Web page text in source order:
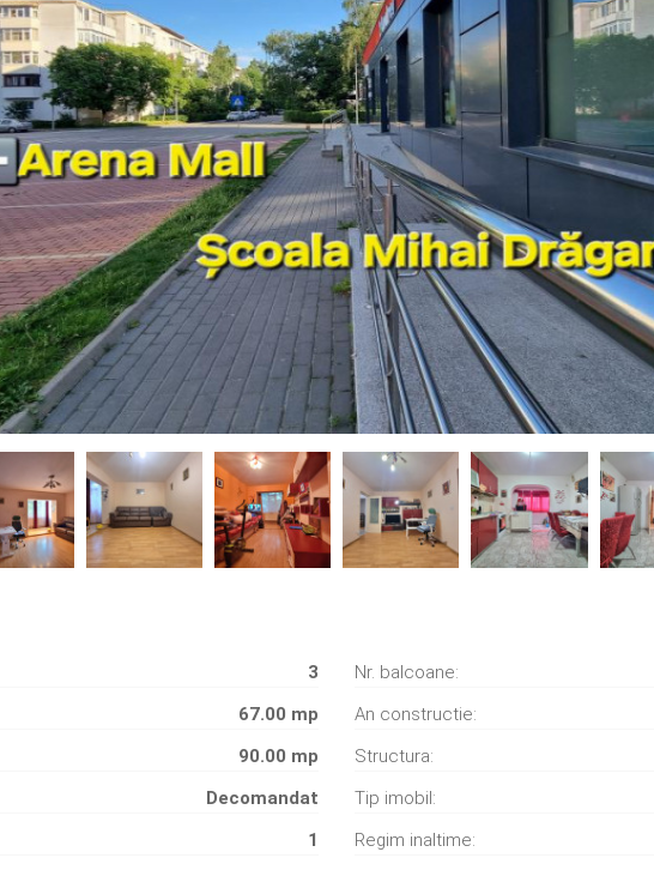
3
67.00 mp
90.00 mp
Decomandat
1
Nr. balcoane:
An constructie:
Structura:
Tip imobil:
Regim inaltime: